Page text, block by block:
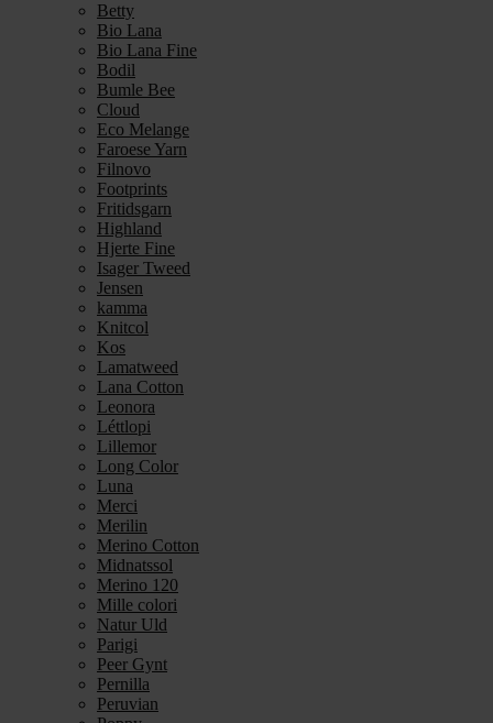
Betty
Bio Lana
Bio Lana Fine
Bodil
Bumle Bee
Cloud
Eco Melange
Faroese Yarn
Filnovo
Footprints
Fritidsgarn
Highland
Hjerte Fine
Isager Tweed
Jensen
kamma
Knitcol
Kos
Lamatweed
Lana Cotton
Leonora
Léttlopi
Lillemor
Long Color
Luna
Merci
Merilin
Merino Cotton
Midnatssol
Merino 120
Mille colori
Natur Uld
Parigi
Peer Gynt
Pernilla
Peruvian